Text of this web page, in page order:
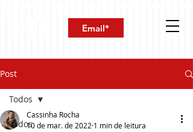
Post
Todos
Todos
Cassinha Rocha
10 de mar. de 2022 1 min de leitura